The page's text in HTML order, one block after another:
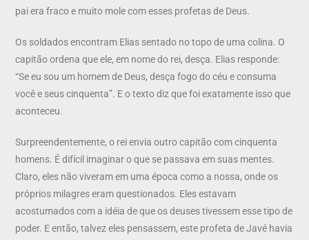
pai era fraco e muito mole com esses profetas de Deus.
Os soldados encontram Elias sentado no topo de uma colina. O
capitão ordena que ele, em nome do rei, desça. Elias responde:
“Se eu sou um homem de Deus, desça fogo do céu e consuma
você e seus cinquenta”. E o texto diz que foi exatamente isso que
aconteceu.
Surpreendentemente, o rei envia outro capitão com cinquenta
homens. É difícil imaginar o que se passava em suas mentes.
Claro, eles não viveram em uma época como a nossa, onde os
próprios milagres eram questionados. Eles estavam
acostumados com a idéia de que os deuses tivessem esse tipo de
poder. E então, talvez eles pensassem, este profeta de Javé havia